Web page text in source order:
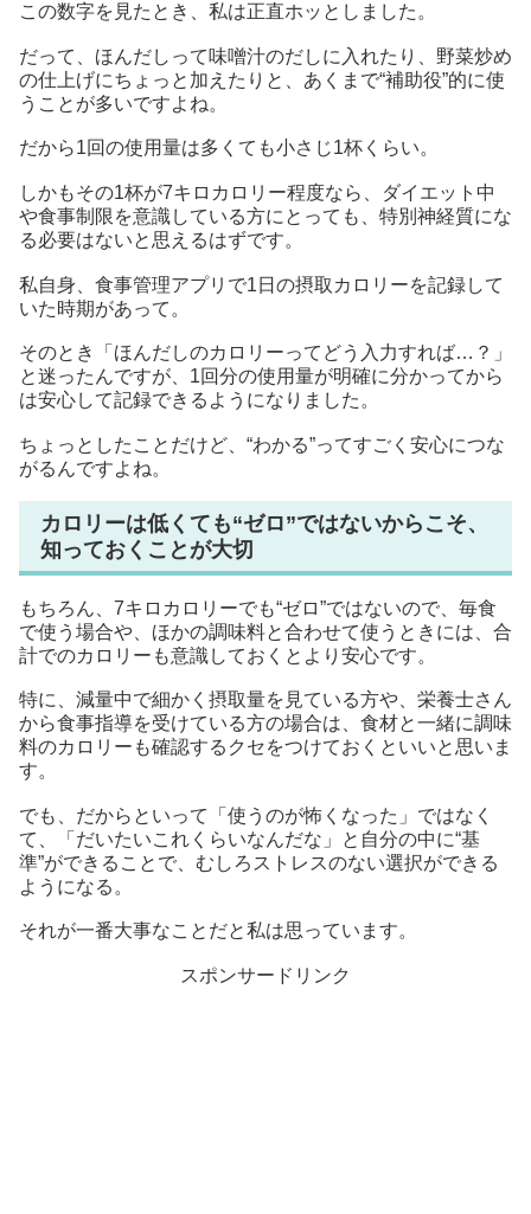
この数字を見たとき、私は正直ホッとしました。
だって、ほんだしって味噌汁のだしに入れたり、野菜炒め
の仕上げにちょっと加えたりと、あくまで“補助役”的に使
うことが多いですよね。
だから1回の使用量は多くても小さじ1杯くらい。
しかもその1杯が7キロカロリー程度なら、ダイエット中
や食事制限を意識している方にとっても、特別神経質にな
る必要はないと思えるはずです。
私自身、食事管理アプリで1日の摂取カロリーを記録して
いた時期があって。
そのとき「ほんだしのカロリーってどう入力すれば…？」
と迷ったんですが、1回分の使用量が明確に分かってから
は安心して記録できるようになりました。
ちょっとしたことだけど、“わかる”ってすごく安心につな
がるんですよね。
カロリーは低くても“ゼロ”ではないからこそ、
知っておくことが大切
もちろん、7キロカロリーでも“ゼロ”ではないので、毎食
で使う場合や、ほかの調味料と合わせて使うときには、合
計でのカロリーも意識しておくとより安心です。
特に、減量中で細かく摂取量を見ている方や、栄養士さん
から食事指導を受けている方の場合は、食材と一緒に調味
料のカロリーも確認するクセをつけておくといいと思いま
す。
でも、だからといって「使うのが怖くなった」ではなく
て、「だいたいこれくらいなんだな」と自分の中に“基
準”ができることで、むしろストレスのない選択ができる
ようになる。
それが一番大事なことだと私は思っています。
スポンサードリンク